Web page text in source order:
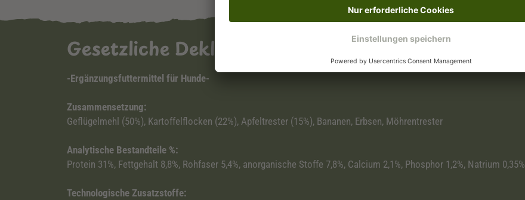
Gesetzliche Deklaration
-Ergänzungsfuttermittel für Hunde-
Zusammensetzung:
Geflügelmehl (50%), Kartoffelflocken (22%), Apfeltrester (15%), Bananen, Erbsen, Möhrentrester
Analytische Bestandteile %:
Protein 31%, Fettgehalt 8,8%, Rohfaser 5,4%, anorganische Stoffe 7,8%, Calcium 2,1%, Phosphor 1,2%, Natrium 0,35%
Technologische Zusatzstoffe: